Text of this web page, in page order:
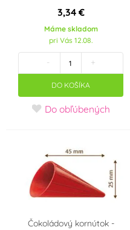
jahoda
čokoláda
pomeranč
CN
IT
HU
3,34 €
Máme skladom
pri Vás 12.08.
- +
DO KOŠÍKA
Do obľúbených
Čokoládový kornútok -